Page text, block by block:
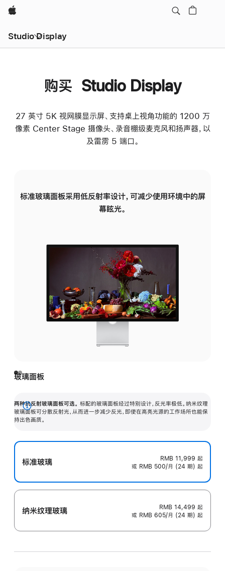
Apple
Studio Display
购买 Studio Display
27 英寸 5K 视网膜显示屏、支持桌上视角功能的 1200 万
像素 Center Stage 摄像头、录音棚级麦克风和扬声器，以
及雷雳 5 端口。
标准玻璃面板采用低反射率设计，可减少使用环境中的屏
幕眩光。
玻璃面板
两种抗反射玻璃面板可选。 标配的玻璃面板经过特别设计，反光率极低。纳米纹理
玻璃面板可分散反射光，从而进一步减少反光，即使在高亮光源的工作场所也能保
持出色画质。
展
开
标准玻璃 RMB 11,999 起
或 RMB 500/月 (24 期) 起
纳米纹理玻璃 RMB 14,499 起
或 RMB 605/月 (24 期) 起